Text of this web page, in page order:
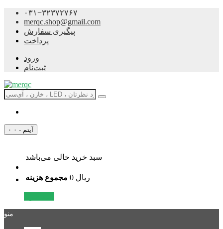
۰۳۱−۳۲۳۷۲۷۶۷
merqc.shop@gmail.com
پیگیری سفارش
پرداخت
ورود
ثبت‌نام
۰ آیتم - ۰
سبد خرید خالی می‌باشد
مجموع هزینه 0 ریال
منو